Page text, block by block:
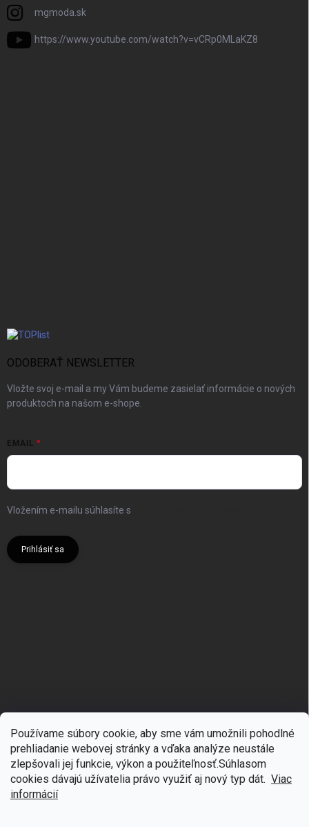
Používame súbory cookie, aby sme vám umožnili pohodlné
prehliadanie webovej stránky a vďaka analýze neustále
zlepšovali jej funkcie, výkon a použiteľnosť.Súhlasom
cookies dávajú užívatelia právo využiť aj nový typ dát. Viac
informácií
mgmoda.sk
https://www.youtube.com/watch?v=vCRp0MLaKZ8
ODOBERAŤ NEWSLETTER
Vložte svoj e-mail a my Vám budeme zasielať informácie o nových
produktoch na našom e-shope.
EMAIL
Vložením e-mailu súhlasíte s
Prihlásiť sa
Copyright 2026 mgmoda.sk . Všetky práva vyhradené.Upraviť nastavenie
🎁Získajte 7 % zľavu na prvý nákup
Prihláste sa k odberu noviniek